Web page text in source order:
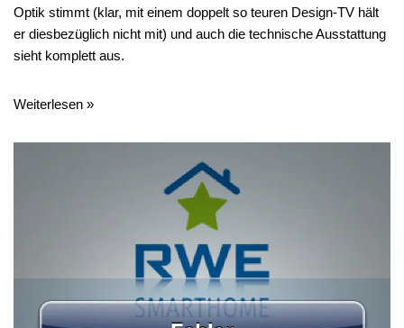
Optik stimmt (klar, mit einem doppelt so teuren Design-TV hält
er diesbezüglich nicht mit) und auch die technische Ausstattung
sieht komplett aus.
Weiterlesen »